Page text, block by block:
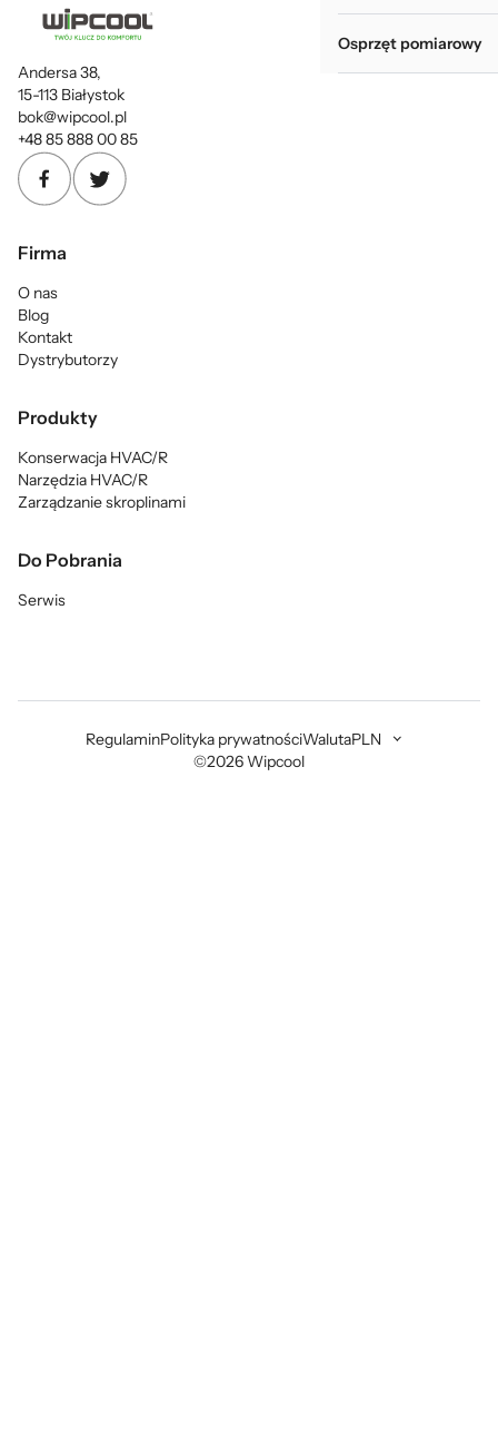
Osprzęt pomiarowy
Andersa 38,
15-113 Białystok
bok@wipcool.pl
+48 85 888 00 85
Firma
O nas
Blog
Kontakt
Dystrybutorzy
Produkty
Konserwacja HVAC/R
Narzędzia HVAC/R
Zarządzanie skroplinami
Do Pobrania
Serwis
©2026 Wipcool
RegulaminPolityka prywatnościWalutaPLN